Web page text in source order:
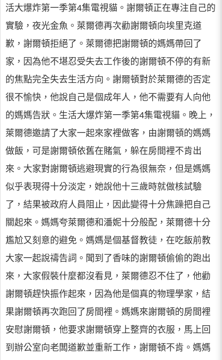
活大爆炸第一季第4集電視貓。謝爾頓正在專注自己的
實驗，夜光金魚。萊爾德再次勸謝爾頓向埃里克道
歉，謝爾頓拒絕了。萊爾德把謝爾頓的媽媽帶回了
家，因為他不堪忍受失去工作後的謝爾頓不停的有新
的焦點完全失去生活方向。謝爾頓對於萊爾德的否定
很不愉快，他說自己是個成年人，他不需要有人向他
的媽媽告狀。生活大爆炸第一季第4集電視貓。晚上，
萊爾德邀請了大家一起來家裡做客，由謝爾頓的媽媽
做飯，可是謝爾頓依舊在賭氣，躲在房間裡不肯出
來。大家對謝爾頓逃避現實的行為很無奈，但是媽媽
似乎表現得十分淡定，她說他十三歲時就做核試驗
了，結果被政府人員阻止，因此變得十分焦躁把自己
關起來。媽媽夸萊爾德和潘妮十分般配，萊爾德十分
尷尬又刻意的避免。媽媽是個基督教徒，在吃飯前教
大家一起說禱告詞。聞到了香味的謝爾頓偷偷的跑出
來，大家假裝什麼都沒看見，萊爾德忍不住了，他勸
謝爾頓趕快振作起來，因為他是個真的物理學家，結
果謝爾頓再次跑回了房間裡。媽媽來謝爾頓的房間裡
安慰謝爾頓，他要求謝爾頓穿上整齊的衣服，馬上回
到辦公室向老闆道歉並重新工作，謝爾頓不肯。媽媽